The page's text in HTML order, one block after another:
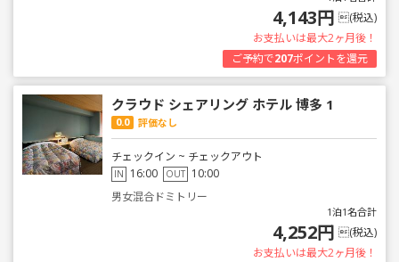
4,143円 (税込)
お支払いは最大2ヶ月後！
ご予約で207ポイントを還元
クラウド シェアリング ホテル 博多 1
0.0 評価なし
チェックイン ~ チェックアウト
IN 16:00 OUT 10:00
男女混合ドミトリー
1泊1名合計
4,252円 (税込)
お支払いは最大2ヶ月後！